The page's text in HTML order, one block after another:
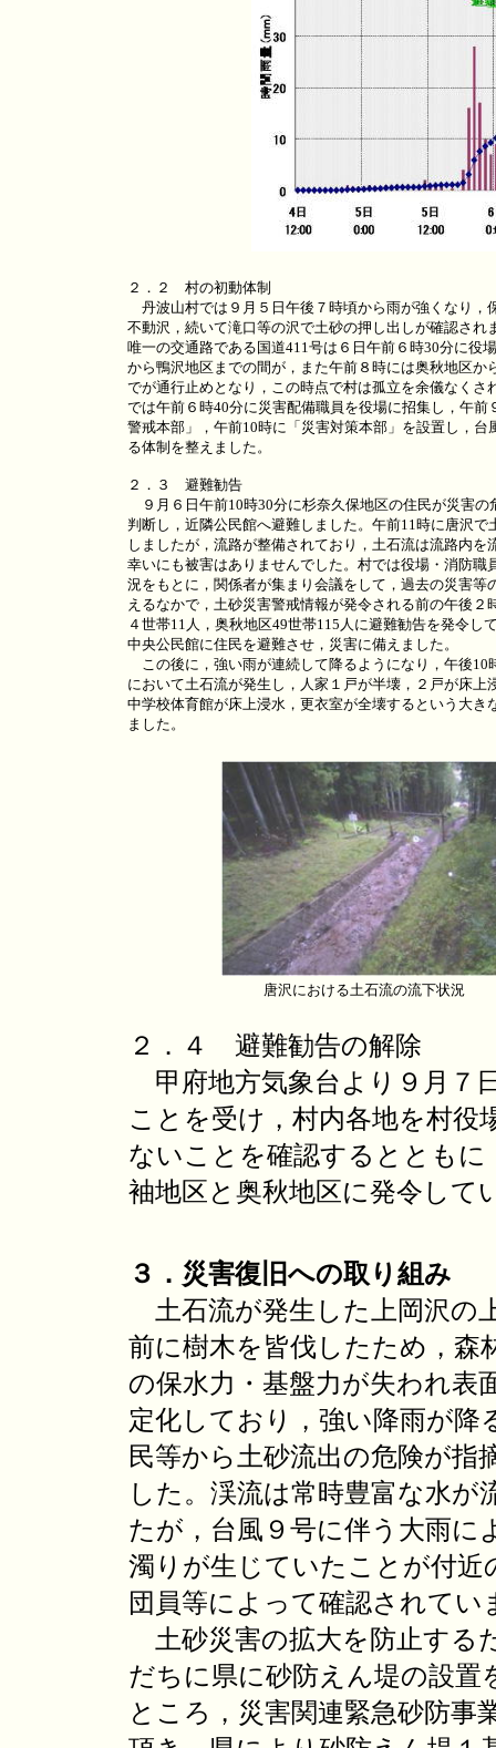
２．２ 村の初動体制
丹波山村では９月５日午後７時頃から雨が強くなり，
不動沢，続いて滝口等の沢で土砂の押し出しが確認され
唯一の交通路である国道411号は６日午前６時30分に役
から鴨沢地区までの間が，また午前８時には奥秋地区か
でが通行止めとなり，この時点で村は孤立を余儀なくさ
では午前６時40分に災害配備職員を役場に招集し，午前
警戒本部」，午前10時に「災害対策本部」を設置し，台
る体制を整えました。
２．３ 避難勧告
９月６日午前10時30分に杉奈久保地区の住民が災害の
判断し，近隣公民館へ避難しました。午前11時に唐沢で
しましたが，流路が整備されており，土石流は流路内を
幸いにも被害はありませんでした。村では役場・消防職
況をもとに，関係者が集まり会議をして，過去の災害等
えるなかで，土砂災害警戒情報が発令される前の午後２
４世帯11人，奥秋地区49世帯115人に避難勧告を発令し
中央公民館に住民を避難させ，災害に備えました。
この後に，強い雨が連続して降るようになり，午後10
において土石流が発生し，人家１戸が半壊，２戸が床上
中学校体育館が床上浸水，更衣室が全壊するという大き
ました。
唐沢における土石流の流下状況
２．４ 避難勧告の解除
甲府地方気象台より９月７
ことを受け，村内各地を村役
ないことを確認するとともに
袖地区と奥秋地区に発令して
３．災害復旧への取り組み
土石流が発生した上岡沢の
前に樹木を皆伐したため，森
の保水力・基盤力が失われ表
定化しており，強い降雨が降
民等から土砂流出の危険が指
した。渓流は常時豊富な水が
たが，台風９号に伴う大雨に
濁りが生じていたことが付近
団員等によって確認されてい
土砂災害の拡大を防止する
だちに県に砂防えん堤の設置
ところ，災害関連緊急砂防事